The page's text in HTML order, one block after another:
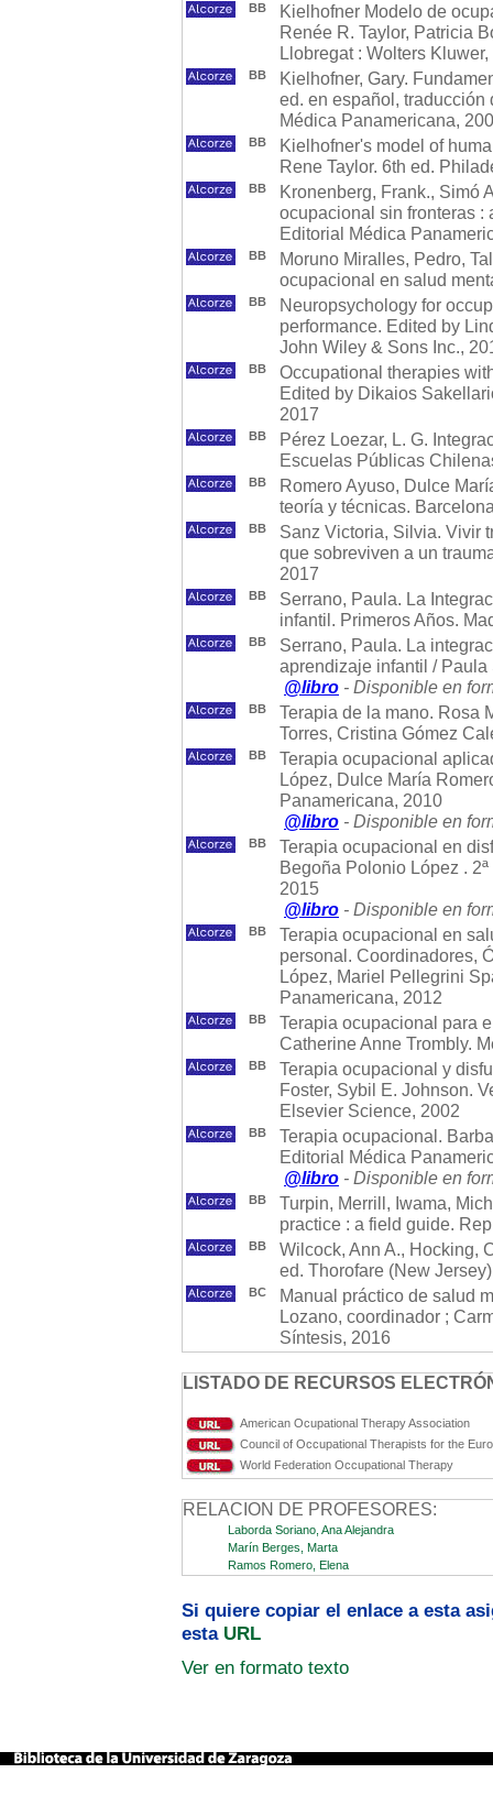
BB
Kielhofner Modelo de
Renée R. Taylor, Patricia
Llobregat : Wolters
BB
Kielhofner, Gary.
ed. en español, traducción
Médica Panamericana,
BB
Kielhofner's model of
Rene Taylor. 6th ed.
BB
Kronenberg, Frank., Simó
ocupacional sin fronteras :
Editorial Médica
BB
Moruno Miralles, Pedro,
ocupacional en salud
BB
Neuropsychology for
performance. Edited by
John Wiley & Sons Inc.,
BB
Occupational therapies
Edited by Dikaios
2017
BB
Pérez Loezar, L. G.
Escuelas Públicas
BB
Romero Ayuso, Dulce
teoría y técnicas.
BB
Sanz Victoria, Silvia. Vivir
que sobreviven a un
2017
BB
Serrano, Paula. La
infantil. Primeros Años.
BB
Serrano, Paula. La
aprendizaje infantil / Paula
@libro - Disponible en
BB
Terapia de la mano. Rosa
Torres, Cristina Gómez
BB
Terapia ocupacional
López, Dulce María
Panamericana, 2010
@libro - Disponible en
BB
Terapia ocupacional en
Begoña Polonio López .
2015
@libro - Disponible en
BB
Terapia ocupacional en
personal. Coordinadores,
López, Mariel Pellegrini
Panamericana, 2012
BB
Terapia ocupacional para
Catherine Anne Trombly.
BB
Terapia ocupacional y
Foster, Sybil E. Johnson.
Elsevier Science, 2002
BB
Terapia ocupacional.
Editorial Médica
@libro - Disponible en
BB
Turpin, Merrill, Iwama,
practice : a field guide.
BB
Wilcock, Ann A., Hocking,
ed. Thorofare (New
BC
Manual práctico de salud
Lozano, coordinador ;
Síntesis, 2016
LISTADO DE RECURSOS
American Ocupational Therapy Association
Council of Occupational Therapists for the
World Federation Occupational Therapy
RELACION DE PROFESORES:
Laborda Soriano, Ana Alejandra
Marín Berges, Marta
Ramos Romero, Elena
Si quiere copiar el enlace a esta
esta URL
Ver en formato texto